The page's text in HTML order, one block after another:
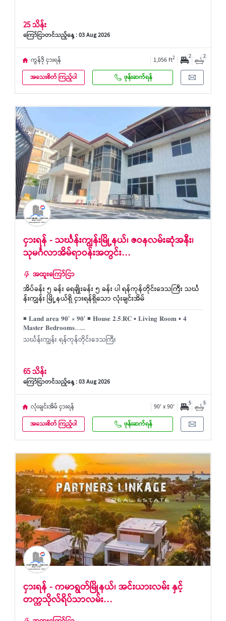
25 သိန်း
ကြော်ငြာတင်သည့်နေ့ : 03 Aug 2026
ကွန်ဒို ငှားရန် 1,056 ft2 2 2
အသေးစိတ် ကြည့်ပါ ဖုန်းဆက်ရန်
ငှားရန် - သင်္ဃန်းကျွန်းမြို့နယ်၊ ဇဝနလမ်းဆုံအနီး၊
သုမင်္ဂလာအိမ်ရာဝန်းအတွင်း…
အထူးကြော်ငြာ
အိပ်ခန်း ၅ ခန်း ရေချိုးခန်း ၅ ခန်း ပါ ရန်ကုန်တိုင်းဒေသကြီး သင်္ဃ
န်းကျွန်း မြို့နယ်ရှိ ငှားရန်ရှိသော လုံးချင်းအိမ်
◾ 𝐋𝐚𝐧𝐝 𝐚𝐫𝐞𝐚 𝟗𝟎' × 𝟗𝟎' ◾ 𝐇𝐨𝐮𝐬𝐞 𝟐.𝟓.𝐑𝐂 ▪ 𝐋𝐢𝐯𝐢𝐧𝐠 𝐑𝐨𝐨𝐦 ▪ 𝟒
𝐌𝐚𝐬𝐭𝐞𝐫 𝐁𝐞𝐝𝐫𝐨𝐨𝐦𝐬…...
သင်္ဃန်းကျွန်း ရန်ကုန်တိုင်းဒေသကြီး
65 သိန်း
ကြော်ငြာတင်သည့်နေ့ : 03 Aug 2026
လုံးချင်းအိမ် ငှားရန် 90' x 90' 5 5
အသေးစိတ် ကြည့်ပါ ဖုန်းဆက်ရန်
ငှားရန် - ကမာရွတ်မြိုနယ်၊ အင်းယားလမ်း နှင့်
တက္ကသိုလ်ရိပ်သာလမ်း…